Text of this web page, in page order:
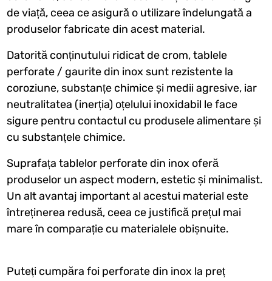
de viață, ceea ce asigură o utilizare îndelungată a
produselor fabricate din acest material.
Datorită conținutului ridicat de crom, tablele
perforate / gaurite din inox sunt rezistente la
coroziune, substanțe chimice și medii agresive, iar
neutralitatea (inerția) oțelului inoxidabil le face
sigure pentru contactul cu produsele alimentare și
cu substanțele chimice.
Suprafața tablelor perforate din inox oferă
produselor un aspect modern, estetic și minimalist.
Un alt avantaj important al acestui material este
întreținerea redusă, ceea ce justifică prețul mai
mare în comparație cu materialele obișnuite.
Puteți cumpăra foi perforate din inox la preț